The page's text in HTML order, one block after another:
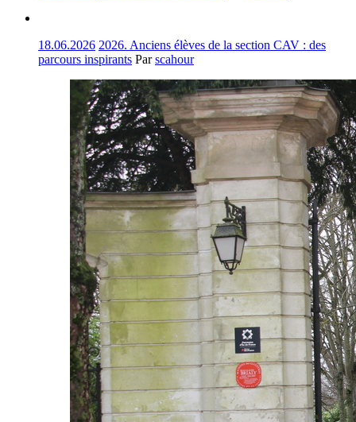
18.06.2026 2026. Anciens élèves de la section CAV : des
parcours inspirants Parscahour